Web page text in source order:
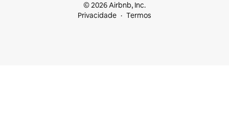
© 2026 Airbnb, Inc.
Privacidade
Termos